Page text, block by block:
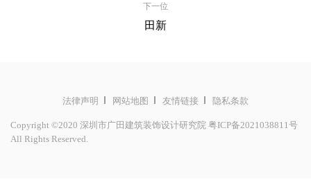
2020年深圳华侨城低碳城项目获得2020法国NOVUM DESIGN
下一位
田新
法律声明 网站地图 友情链接 隐私条款
Copyright ©2020 深圳市广田建筑装饰设计研究院 粤ICP备2021038811号
All Rights Reserved.